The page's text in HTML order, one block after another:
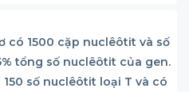
có 1500 cặp nuclêôtit và số
tổng số nuclêôtit của gen.
số nuclêôtit loại T và có